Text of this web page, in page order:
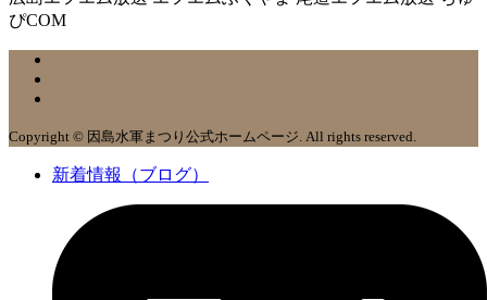
ぴCOM
Copyright © 因島水軍まつり公式ホームページ. All rights reserved.
新着情報（ブログ）